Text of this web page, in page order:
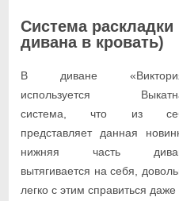
Система
дивана в кровать)
В диване
используется
система, что из
представляет данная
нижняя часть
вытягивается на себя,
легко с этим справиться